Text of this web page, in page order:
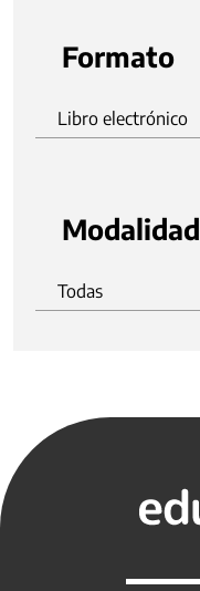
Formato
Libro electrónico
Modalidad
Todas